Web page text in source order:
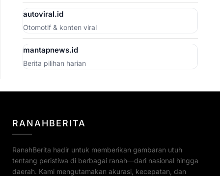
autoviral.id
Otomotif & konten viral
mantapnews.id
Berita pilihan harian
RANAHBERITA
RanahBerita hadir untuk memberikan gambaran utuh
tentang peristiwa di berbagai ranah—dari nasional hingga
daerah. Kami mengutamakan akurasi, kecepatan, dan